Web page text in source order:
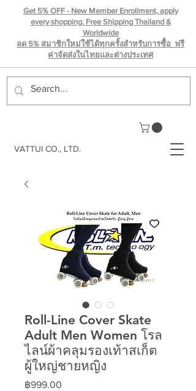
VATTUI CO., LTD.
Get 5% OFF - New Member Enrollment, apply
every shopping. Free Shipping Thailand &
Worldwide
ลด 5% สมาชิกใหม่ใช้ได้ทุกครั้งสำหรับการซื้อ ฟรี
ค่าจัดส่งในไทยเเละต่างประเทศ
Roll-Line Cover Skate
Adult Men Women โรล
ไลน์ผ้าคลุมรองเท้าสเก็ต
ผู้ใหญ่ชายหญิง
฿999.00